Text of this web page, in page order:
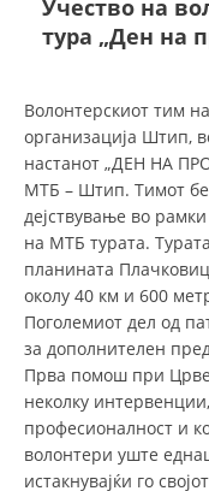
Учество на
тура „Ден на
Волонтерскиот тим
организација Штип,
настанот „ДЕН НА
МТБ – Штип. Тимот
дејствување во
на МТБ турата.
планината
околу 40 км и 600
Поголемиот дел од
за дополнителен
Прва помош при
неколку
професионалност и
волонтери уште
истакнувајќи го